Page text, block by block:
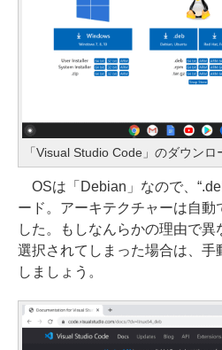
「Visual Studio Code」のダウンロ
OSは「Debian」なので、
ード。アーキテクチャーは自動
した。もしなんらかの理由で
選択されてしまった場合は、手
しましょう。